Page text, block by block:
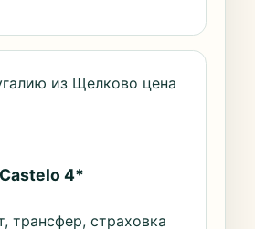
из Щелково цена
4*
трансфер, страховка